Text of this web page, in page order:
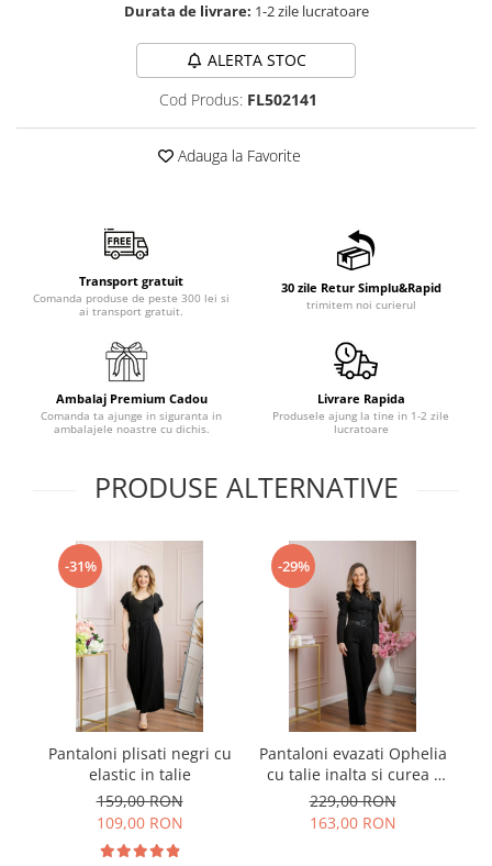
Durata de livrare: 1-2 zile lucratoare
ALERTA STOC
Cod Produs: FL502141
Adauga la Favorite
Transport gratuit
Comanda produse de peste 300 lei si
ai transport gratuit.
30 zile Retur Simplu&Rapid
trimitem noi curierul
Ambalaj Premium Cadou
Comanda ta ajunge in siguranta in
ambalajele noastre cu dichis.
Livrare Rapida
Produsele ajung la tine in 1-2 zile
lucratoare
PRODUSE ALTERNATIVE
-31%
Pantaloni plisati negri cu
elastic in talie
159,00 RON
109,00 RON
-29%
Pantaloni evazati Ophelia
cu talie inalta si curea -
Negru
229,00 RON
163,00 RON